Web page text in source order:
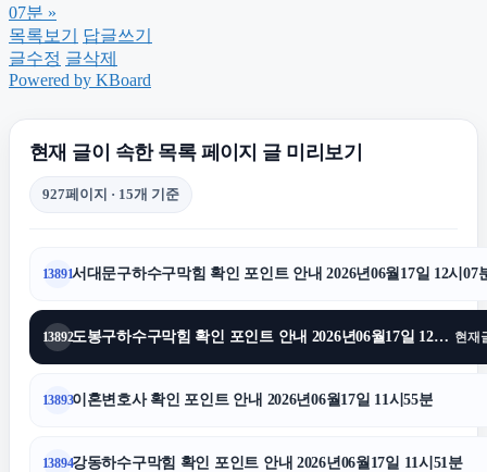
김포공항주차대행
서초구하수구막힘
서초음주운전변호사
07분 »
목록보기
답글쓰기
글수정 글삭제
Powered by KBoard
현재 글이 속한 목록 페이지 글 미리보기
927페이지 · 15개 기준
13891서대문구하수구막힘 확인 포인트 안내 2026년06월17일 12시07
13892 도봉구하수구막힘 확인 포인트 안내 2026년06월17일 12시01분 현재
13893이혼변호사 확인 포인트 안내 2026년06월17일 11시55분
13894강동하수구막힘 확인 포인트 안내 2026년06월17일 11시51분